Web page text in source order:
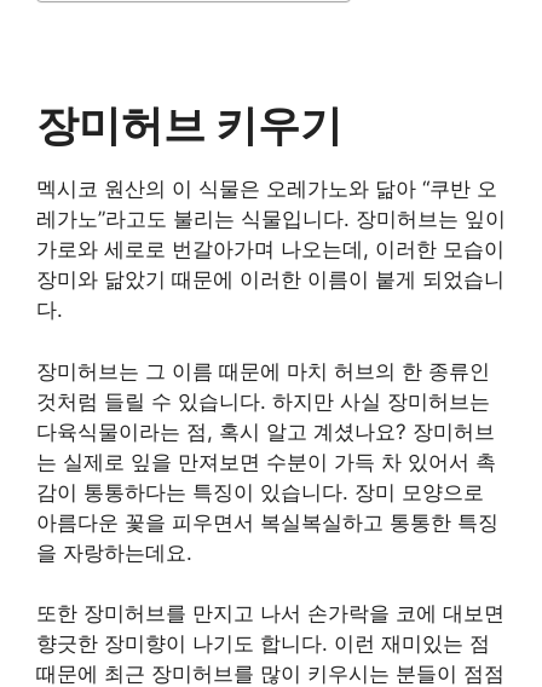
장미허브 키우기
멕시코 원산의 이 식물은 오레가노와 닮아 “쿠반 오
레가노”라고도 불리는 식물입니다. 장미허브는 잎이
가로와 세로로 번갈아가며 나오는데, 이러한 모습이
장미와 닮았기 때문에 이러한 이름이 붙게 되었습니
다.
장미허브는 그 이름 때문에 마치 허브의 한 종류인
것처럼 들릴 수 있습니다. 하지만 사실 장미허브는
다육식물이라는 점, 혹시 알고 계셨나요? 장미허브
는 실제로 잎을 만져보면 수분이 가득 차 있어서 촉
감이 통통하다는 특징이 있습니다. 장미 모양으로
아름다운 꽃을 피우면서 복실복실하고 통통한 특징
을 자랑하는데요.
또한 장미허브를 만지고 나서 손가락을 코에 대보면
향긋한 장미향이 나기도 합니다. 이런 재미있는 점
때문에 최근 장미허브를 많이 키우시는 분들이 점점